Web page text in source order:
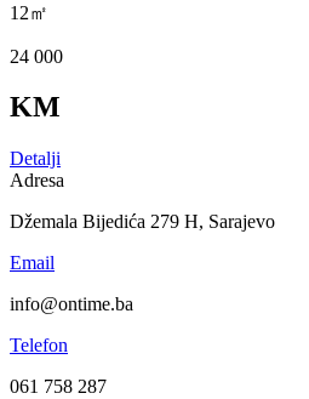
12㎡
24 000
KM
Detalji
Adresa
Džemala Bijedića 279 H, Sarajevo
Email
info@ontime.ba
Telefon
061 758 287